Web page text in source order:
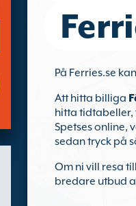
På Ferries.se
Att hitta billiga
hitta
Spetses online,
sedan tryck på
Om ni vill resa
bredare utbud